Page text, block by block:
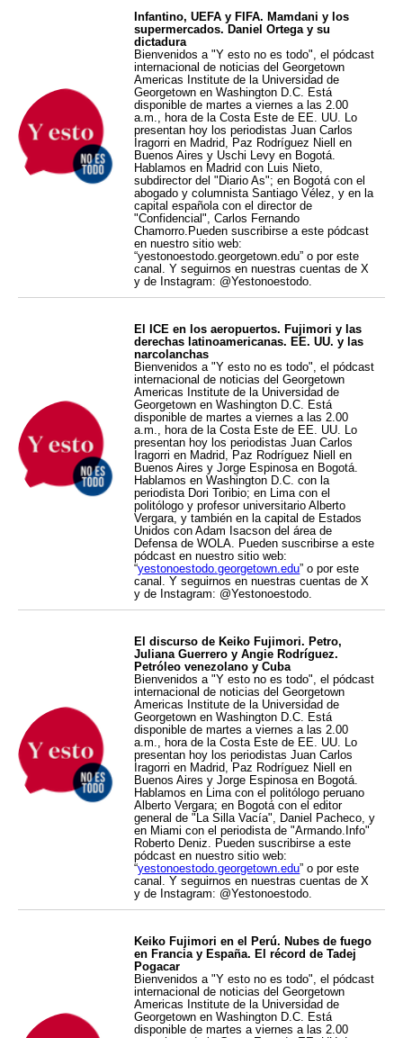
Infantino, UEFA y FIFA. Mamdani y los
supermercados. Daniel Ortega y su
dictadura
Bienvenidos a "Y esto no es todo", el pódcast
internacional de noticias del Georgetown
Americas Institute de la Universidad de
Georgetown en Washington D.C. Está
disponible de martes a viernes a las 2.00
a.m., hora de la Costa Este de EE. UU. Lo
presentan hoy los periodistas Juan Carlos
Iragorri en Madrid, Paz Rodríguez Niell en
Buenos Aires y Uschi Levy en Bogotá.
Hablamos en Madrid con Luis Nieto,
subdirector del "Diario As"; en Bogotá con el
abogado y columnista Santiago Vélez, y en la
capital española con el director de
"Confidencial", Carlos Fernando
Chamorro.Pueden suscribirse a este pódcast
en nuestro sitio web:
“yestonoestodo.georgetown.edu” o por este
canal. Y seguirnos en nuestras cuentas de X
y de Instagram: @Yestonoestodo.
El ICE en los aeropuertos. Fujimori y las
derechas latinoamericanas. EE. UU. y las
narcolanchas
Bienvenidos a "Y esto no es todo", el pódcast
internacional de noticias del Georgetown
Americas Institute de la Universidad de
Georgetown en Washington D.C. Está
disponible de martes a viernes a las 2.00
a.m., hora de la Costa Este de EE. UU. Lo
presentan hoy los periodistas Juan Carlos
Iragorri en Madrid, Paz Rodríguez Niell en
Buenos Aires y Jorge Espinosa en Bogotá.
Hablamos en Washington D.C. con la
periodista Dori Toribio; en Lima con el
politólogo y profesor universitario Alberto
Vergara, y también en la capital de Estados
Unidos con Adam Isacson del área de
Defensa de WOLA. Pueden suscribirse a este
pódcast en nuestro sitio web:
“yestonoestodo.georgetown.edu” o por este
canal. Y seguirnos en nuestras cuentas de X
y de Instagram: @Yestonoestodo.
El discurso de Keiko Fujimori. Petro,
Juliana Guerrero y Angie Rodríguez.
Petróleo venezolano y Cuba
Bienvenidos a "Y esto no es todo", el pódcast
internacional de noticias del Georgetown
Americas Institute de la Universidad de
Georgetown en Washington D.C. Está
disponible de martes a viernes a las 2.00
a.m., hora de la Costa Este de EE. UU. Lo
presentan hoy los periodistas Juan Carlos
Iragorri en Madrid, Paz Rodríguez Niell en
Buenos Aires y Jorge Espinosa en Bogotá.
Hablamos en Lima con el politólogo peruano
Alberto Vergara; en Bogotá con el editor
general de "La Silla Vacía", Daniel Pacheco, y
en Miami con el periodista de "Armando.Info"
Roberto Deniz. Pueden suscribirse a este
pódcast en nuestro sitio web:
“yestonoestodo.georgetown.edu” o por este
canal. Y seguirnos en nuestras cuentas de X
y de Instagram: @Yestonoestodo.
Keiko Fujimori en el Perú. Nubes de fuego
en Francia y España. El récord de Tadej
Pogacar
Bienvenidos a "Y esto no es todo", el pódcast
internacional de noticias del Georgetown
Americas Institute de la Universidad de
Georgetown en Washington D.C. Está
disponible de martes a viernes a las 2.00